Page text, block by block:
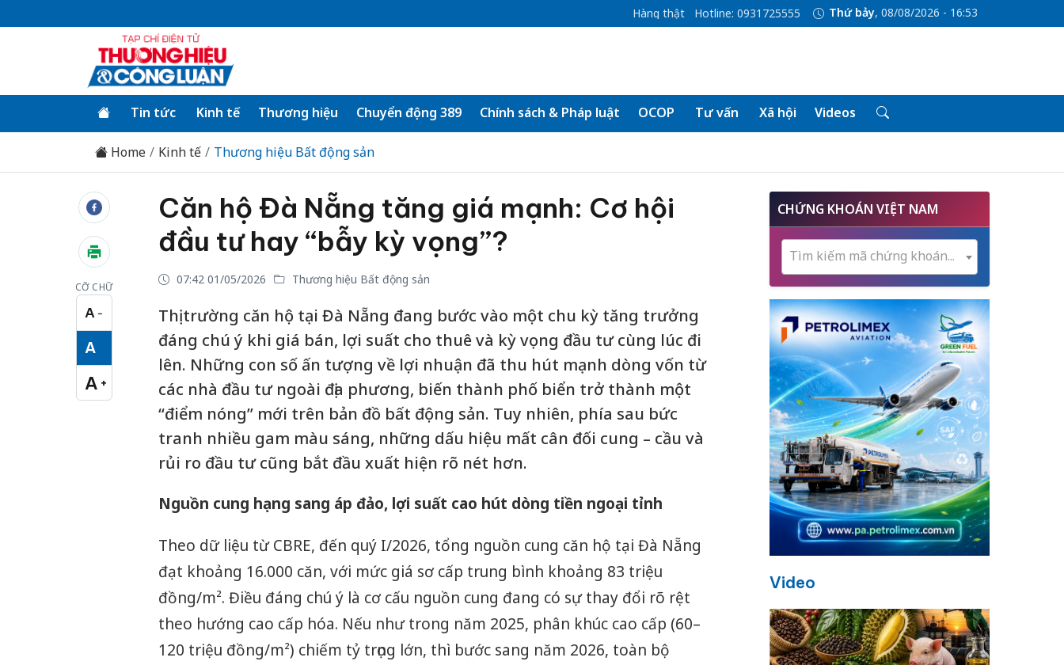
Hàng thật Hotline: 0931725555 Thứ bảy, 08/08/2026 - 16:53
Tin tức Kinh tế Thương hiệu Chuyển động 389 Chính sách & Pháp luật OCOP Tư vấn Xã hội Videos
Home Kinh tế Thương hiệu Bất động sản
CỠ CHỮ
A −
Cỡ chữ nhỏ
A
Cỡ chữ vừa
A +
Cỡ chữ lớn
Căn hộ Đà Nẵng tăng giá mạnh: Cơ hội
đầu tư hay “bẫy kỳ vọng”?
07:42 01/05/2026 Thương hiệu Bất động sản
Thị trường căn hộ tại Đà Nẵng đang bước vào một chu kỳ tăng trưởng
đáng chú ý khi giá bán, lợi suất cho thuê và kỳ vọng đầu tư cùng lúc đi
lên. Những con số ấn tượng về lợi nhuận đã thu hút mạnh dòng vốn từ
các nhà đầu tư ngoài địa phương, biến thành phố biển trở thành một
“điểm nóng” mới trên bản đồ bất động sản. Tuy nhiên, phía sau bức
tranh nhiều gam màu sáng, những dấu hiệu mất cân đối cung – cầu và
rủi ro đầu tư cũng bắt đầu xuất hiện rõ nét hơn.
Nguồn cung hạng sang áp đảo, lợi suất cao hút dòng tiền ngoại tỉnh
Theo dữ liệu từ CBRE, đến quý I/2026, tổng nguồn cung căn hộ tại Đà Nẵng
đạt khoảng 16.000 căn, với mức giá sơ cấp trung bình khoảng 83 triệu
đồng/m². Điều đáng chú ý là cơ cấu nguồn cung đang có sự thay đổi rõ rệt
theo hướng cao cấp hóa. Nếu như trong năm 2025, phân khúc cao cấp (60–
120 triệu đồng/m²) chiếm tỷ trọng lớn, thì bước sang năm 2026, toàn bộ
CHỨNG KHOÁN VIỆT NAM
Tìm kiếm mã chứng khoán...
Video